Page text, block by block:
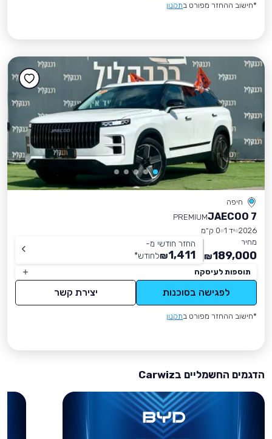
*חישוב ההחזר מפורט בתקנון
חיפה
JAECOO 7
PREMIUM
2026 יד 1
0 ק״מ
מחיר
189,000
₪
החזר חודשי מ-
1,411
₪לחודש*
תוספות לעיסקה
לפגישה בסוכנות יצירת קשר
*חישוב ההחזר מפורט בתקנון
הדגמים החשמליים בCarwiz